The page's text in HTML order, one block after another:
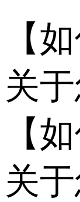
【
关
【
关